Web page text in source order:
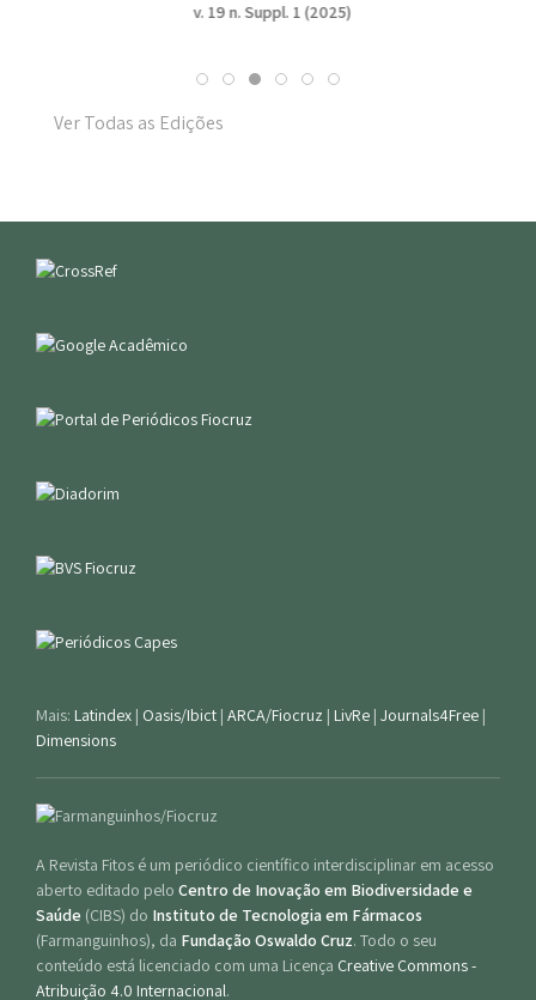
v. 19 n. Suppl. 1 (2025)
Ver Todas as Edições
Mais: Latindex | Oasis/Ibict | ARCA/Fiocruz | LivRe | Journals4Free |
Dimensions
A Revista Fitos é um periódico científico interdisciplinar em acesso
aberto editado pelo Centro de Inovação em Biodiversidade e
Saúde (CIBS) do Instituto de Tecnologia em Fármacos
(Farmanguinhos), da Fundação Oswaldo Cruz. Todo o seu
conteúdo está licenciado com uma Licença Creative Commons -
Atribuição 4.0 Internacional.